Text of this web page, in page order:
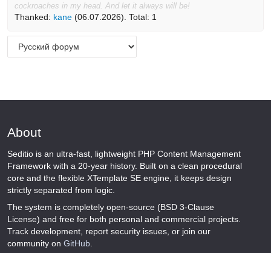
cockroaches in my head. And let it always will be!
Thanked: kane (06.07.2026). Total: 1
About
Seditio is an ultra-fast, lightweight PHP Content Management
Framework with a 20-year history. Built on a clean procedural
core and the flexible XTemplate SE engine, it keeps design
strictly separated from logic.
The system is completely open-source (BSD 3-Clause
License) and free for both personal and commercial projects.
Track development, report security issues, or join our
community on GitHub